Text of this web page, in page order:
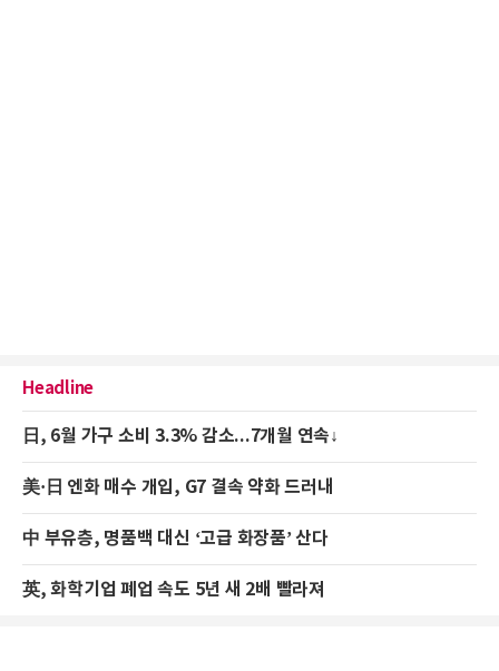
Headline
日, 6월 가구 소비 3.3% 감소...7개월 연속↓
美·日 엔화 매수 개입, G7 결속 약화 드러내
中 부유층, 명품백 대신 ‘고급 화장품’ 산다
英, 화학기업 폐업 속도 5년 새 2배 빨라져